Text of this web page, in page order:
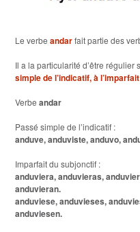
Le verbe andarfait partie des
Il a la particularité d’être régulier
simple de l’indicatif, à
Verbe andar
Passé simple de l’indicatif :
anduve, anduviste, anduvo,
Imparfait du subjonctif :
anduviera, anduvieras,
anduvieran.
anduviese, anduvieses,
anduviesen.